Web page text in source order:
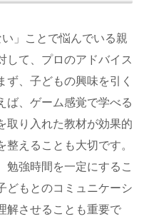
」ことで悩んでいる親
して、プロのアドバイス
ず、子どもの興味を引く
ば、ゲーム感覚で学べる
取り入れた教材が効果的
えることも大切です。
勉強時間を一定にするこ
どもとのコミュニケーシ
解させることも重要で